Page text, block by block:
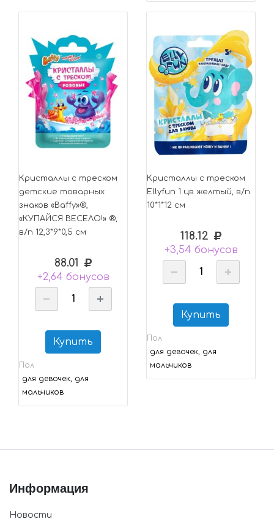
Кристаллы с треском
детские товарных
знаков «Baffy»®,
«КУПАЙСЯ ВЕСЕЛО!» ®,
в/п 12,3*9*0,5 см
88.01
+2,64 бонусов
Купить
Пол
для девочек, для
мальчиков
Кристаллы с треском
Ellyfun 1 цв желтый, в/п
10*1*12 см
118.12
+3,54 бонусов
Купить
Пол
для девочек, для
мальчиков
Информация
Новости